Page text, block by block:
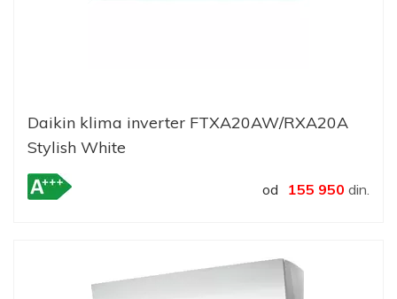
Daikin klima inverter FTXA20AW/RXA20A
Stylish White
od 155 950 din.